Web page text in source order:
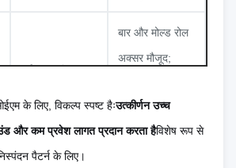
बर्न-मुक्त, चिकनी,
बार और मोल्ड रोल
अक्सर मौजूद;
deburring की
आवश्यकता होती है
के लिए, विकल्प स्पष्ट हैःउत्कीर्णन उच्च
और कम प्रवेश लागत प्रदान करता हैविशेष रूप से
पैटर्न के लिए।